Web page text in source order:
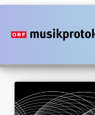
Direkt
zum